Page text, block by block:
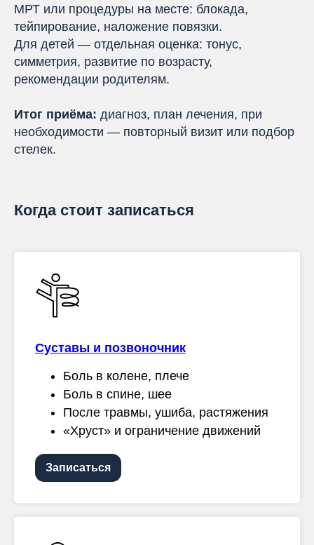
МРТ или процедуры на месте: блокада,
тейпирование, наложение повязки.
Для детей — отдельная оценка: тонус,
симметрия, развитие по возрасту,
рекомендации родителям.
Итог приёма: диагноз, план лечения, при
необходимости — повторный визит или подбор
стелек.
Когда стоит записаться
Суставы и позвоночник
Боль в колене, плече
Боль в спине, шее
После травмы, ушиба, растяжения
«Хруст» и ограничение движений
Записаться